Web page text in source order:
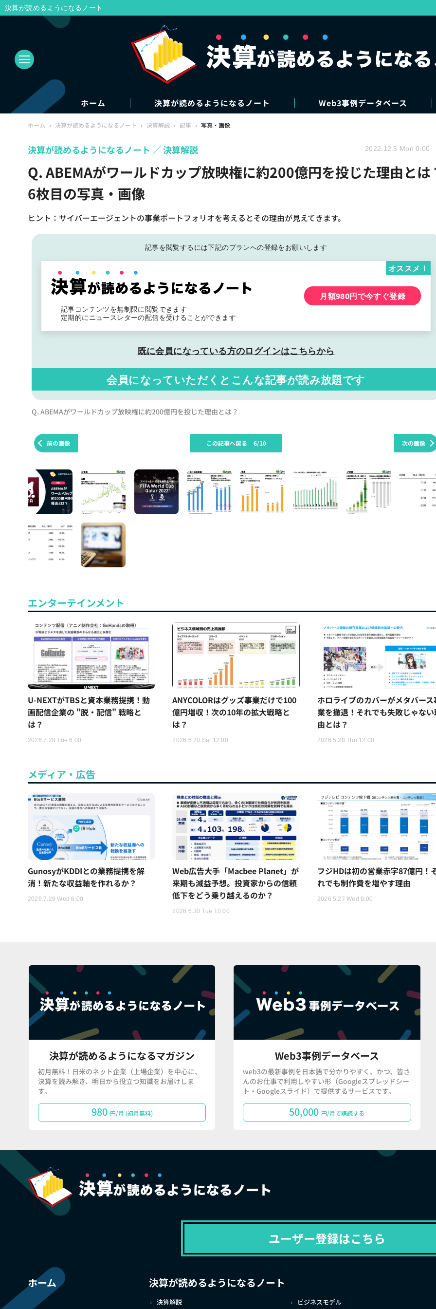
ホーム 決算が読めるようになるノート Web3事例データベース
ホーム › 決算が読めるようになるノート › 決算解説 › 記事 › 写真・画像
Q. ABEMAがワールドカップ放映権に約200億円を投じた理由とは
6枚目の写真・画像
ヒント：サイバーエージェントの事業ポートフォリオを考えるとその理由が見えてきます。
決算が読めるようになるノート 決算解説 2022.12.5 Mon 0:00
記事を閲覧するには下記のプランへの登録をお願いします
記事コンテンツを無制限に閲覧できます
定期的にニュースレターの配信を受けることができます
オススメ！
月額980円で今すぐ登録
既に会員になっている方のログインはこちらから
会員になっていただくと こんな記事が読み放題です
Q. ABEMAがワールドカップ放映権に約200億円を投じた理由とは？
前の画像 次の画像
この記事へ戻る 6/10
エンターテインメント
U-NEXTがTBSと資本業務提携！動
画配信企業の "脱・配信" 戦略と
は？
2026.7.28 Tue 6:00
ANYCOLORはグッズ事業だけで100
億円増収！次の10年の拡大戦略と
は？
2026.6.20 Sat 12:00
ホロライブのカバーがメタバース
業を撤退！それでも失敗じゃない
由とは？
2026.5.28 Thu 12:00
メディア・広告
GunosyがKDDIとの業務提携を解
消！新たな収益軸を作れるか？
2026.7.29 Wed 6:00
Web広告大手「Macbee Planet」が
来期も減益予想。投資家からの信頼
低下をどう乗り越えるのか？
2026.6.30 Tue 10:00
フジHDは初の営業赤字87億円！
れでも制作費を増やす理由
2026.5.27 Wed 9:00
決算が読めるようになるマガジン
初月無料！日米のネット企業（上場企業）を中心に、
決算を読み解き、明日から役立つ知識をお届けしま
す。
980 円/月 (初月無料)
Web3事例データベース
web3の最新事例を日本語で分かりやすく、かつ、皆さ
んのお仕事で利用しやすい形（Googleスプレッドシー
ト・Googleスライド）で提供するサービスです。
50,000 円/月で購読する
ユーザー登録はこちら
ホーム 決算が読めるようになるノート
決算解説 ビジネスモデル
決算が読めるようになるノート